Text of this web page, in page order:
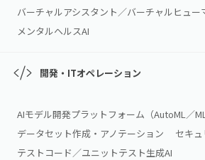
バーチャルアシスタント／バーチャルヒュー
メンタルヘルスAI
開発・ITオペレーション
AIモデル開発プラットフォーム（AutoML／
データセット作成・アノテーション
セキュ
テストコード／ユニットテスト生成AI